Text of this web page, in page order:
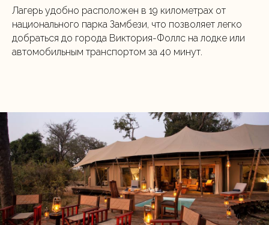
Лагерь удобно расположен в 19 километрах от
национального парка Замбези, что позволяет легко
добраться до города Виктория-Фоллс на лодке или
автомобильным транспортом за 40 минут.